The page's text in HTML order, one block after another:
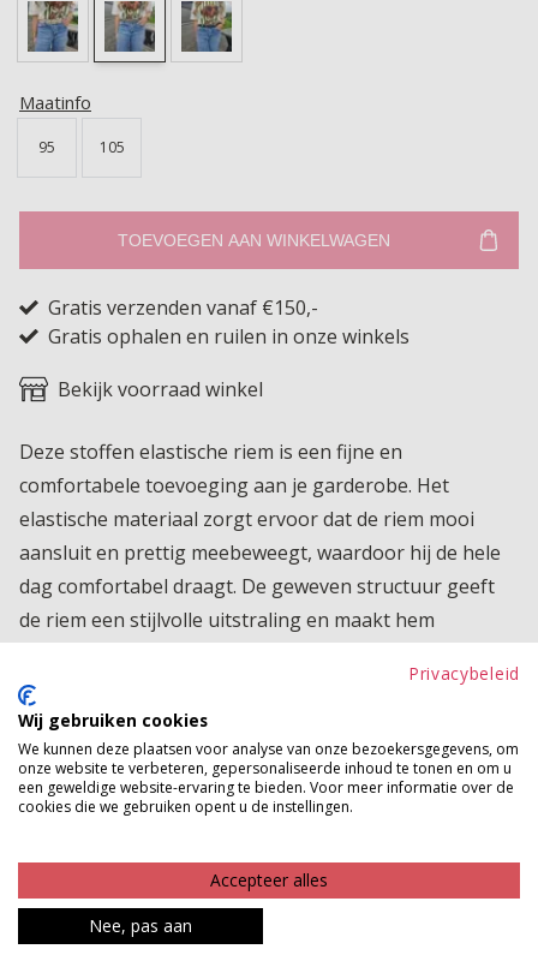
Maatinfo
95 105
TOEVOEGEN AAN WINKELWAGEN
Gratis verzenden vanaf €150,-
Gratis ophalen en ruilen in onze winkels
Bekijk voorraad winkel
Deze stoffen elastische riem is een fijne en
comfortabele toevoeging aan je garderobe. Het
elastische materiaal zorgt ervoor dat de riem mooi
aansluit en prettig meebeweegt, waardoor hij de hele
dag comfortabel draagt. De geweven structuur geeft
de riem een stijlvolle uitstraling en maakt hem
pantalon of jurk en geschikt voor zowel een casual als
een meer geklede look. Een praktische en veelzijdige
riem die je outfit moeiteloos afmaakt.
Product kenmerken
MAAK JE LOOK COMPLEET
Privacybeleid
Wij gebruiken cookies
We kunnen deze plaatsen voor analyse van onze bezoekersgegevens, om
onze website te verbeteren, gepersonaliseerde inhoud te tonen en om u
een geweldige website-ervaring te bieden. Voor meer informatie over de
cookies die we gebruiken opent u de instellingen.
Accepteer alles
Nee, pas aan